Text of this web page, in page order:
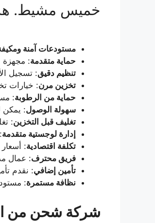
خميس مشيط. هذه
مستودعات آمنة
حماية متقدمة: مجهزة
تنظيم دقيق: تسجيل
تخزين مرن: خيارات
حماية من الرطوبة:
سهولة الوصول: يمكن
تغليف قبل التخزين:
إدارة لوجستية متقدمة
تكلفة اقتصادية:
فريق محترف: عمال
تأمين إضافي: نقدم
نظافة مستمرة:
شركة شحن من